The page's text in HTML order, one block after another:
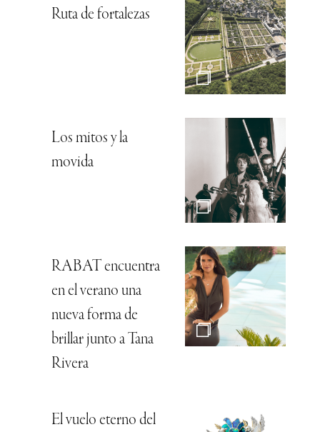
Ruta de fortalezas
Los mitos y la
movida
RABAT encuentra
en el verano una
nueva forma de
brillar junto a Tana
Rivera
El vuelo eterno del